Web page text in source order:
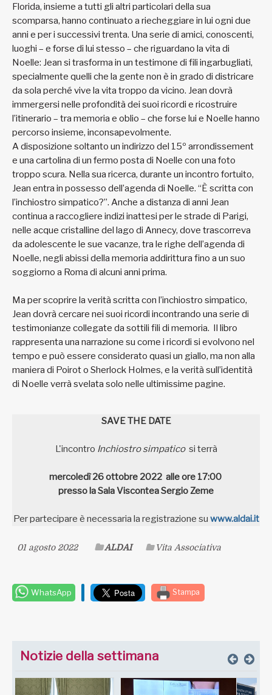
Florida, insieme a tutti gli altri particolari della sua
scomparsa, hanno continuato a riecheggiare in lui ogni due
anni e per i successivi trenta. Una serie di amici, conoscenti,
luoghi – e forse di lui stesso – che riguardano la vita di
Noelle: Jean si trasforma in un testimone di fili ingarbugliati,
specialmente quelli che la gente non è in grado di districare
da sola perché vive la vita troppo da vicino. Jean dovrà
immergersi nelle profondità dei suoi ricordi e ricostruire
l’itinerario – tra memoria e oblio – che forse lui e Noelle hanno
percorso insieme, inconsapevolmente.
A disposizione soltanto un indirizzo del 15º arrondissement
e una cartolina di un fermo posta di Noelle con una foto
troppo scura. Nella sua ricerca, durante un incontro fortuito,
Jean entra in possesso dell’agenda di Noelle. “È scritta con
l’inchiostro simpatico?”. Anche a distanza di anni Jean
continua a raccogliere indizi inattesi per le strade di Parigi,
nelle acque cristalline del lago di Annecy, dove trascorreva
da adolescente le sue vacanze, tra le righe dell’agenda di
Noelle, negli abissi della memoria addirittura fino a un suo
soggiorno a Roma di alcuni anni prima.
Ma per scoprire la verità scritta con l’inchiostro simpatico,
Jean dovrà cercare nei suoi ricordi incontrando una serie di
testimonianze collegate da sottili fili di memoria. Il libro
rappresenta una narrazione su come i ricordi si evolvono nel
tempo e può essere considerato quasi un giallo, ma non alla
maniera di Poirot o Sherlock Holmes, e la verità sull’identità
di Noelle verrà svelata solo nelle ultimissime pagine.
SAVE THE DATE
L'incontro Inchiostro simpaticosi terrà
mercoledì 26 ottobre 2022 alle ore 17:00
presso laSala Viscontea Sergio Zeme
Per partecipare è necessaria la registrazione su www.aldai.it
01 agosto 2022 ALDAI Vita Associativa
WhatsApp Stampa
Notizie della settimana